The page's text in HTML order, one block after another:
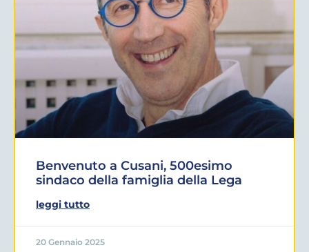
Benvenuto a Cusani, 500esimo
sindaco della famiglia della Lega
leggi tutto
20 Gennaio 2025